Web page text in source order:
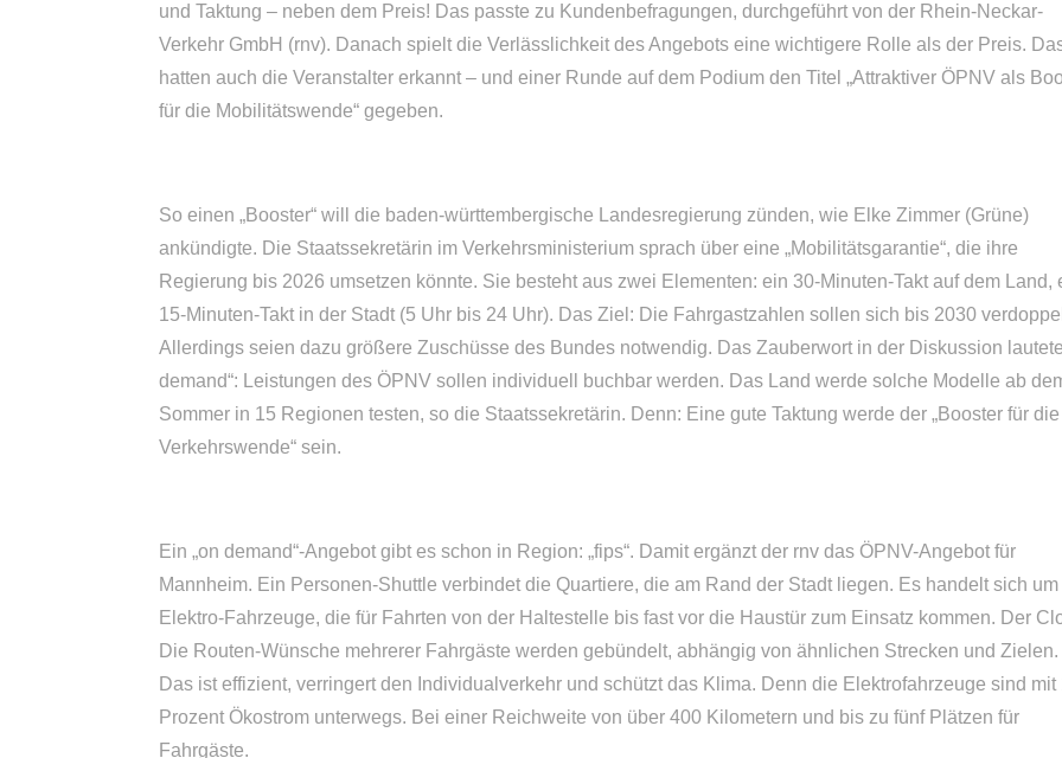
und Taktung – neben dem Preis! Das passte zu Kundenbefragungen, durchgeführt von der Rhein-Neckar-
Verkehr GmbH (rnv). Danach spielt die Verlässlichkeit des Angebots eine wichtigere Rolle als der Preis.
hatten auch die Veranstalter erkannt – und einer Runde auf dem Podium den Titel „Attraktiver ÖPNV als
für die Mobilitätswende“ gegeben.
So einen „Booster“ will die baden-württembergische Landesregierung zünden, wie Elke Zimmer (Grüne)
ankündigte. Die Staatssekretärin im Verkehrsministerium sprach über eine „Mobilitätsgarantie“, die ihre
Regierung bis 2026 umsetzen könnte. Sie besteht aus zwei Elementen: ein 30-Minuten-Takt auf dem Land,
15-Minuten-Takt in der Stadt (5 Uhr bis 24 Uhr). Das Ziel: Die Fahrgastzahlen sollen sich bis 2030
Allerdings seien dazu größere Zuschüsse des Bundes notwendig. Das Zauberwort in der Diskussion
demand“: Leistungen des ÖPNV sollen individuell buchbar werden. Das Land werde solche Modelle ab
Sommer in 15 Regionen testen, so die Staatssekretärin. Denn: Eine gute Taktung werde der „Booster für die
Verkehrswende“ sein.
Ein „on demand“-Angebot gibt es schon in Region: „fips“. Damit ergänzt der rnv das ÖPNV-Angebot für
Mannheim. Ein Personen-Shuttle verbindet die Quartiere, die am Rand der Stadt liegen. Es handelt sich um
Elektro-Fahrzeuge, die für Fahrten von der Haltestelle bis fast vor die Haustür zum Einsatz kommen. Der
Die Routen-Wünsche mehrerer Fahrgäste werden gebündelt, abhängig von ähnlichen Strecken und Zielen.
Das ist effizient,verringert den Individualverkehr und schützt das Klima. Denn die Elektrofahrzeuge sind mit
Prozent Ökostrom unterwegs. Bei einer Reichweite von über 400 Kilometern und bis zu fünf Plätzen für
Fahrgäste.